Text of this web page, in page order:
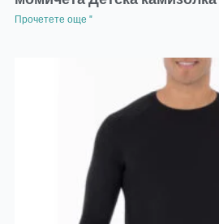
Прочетете още "